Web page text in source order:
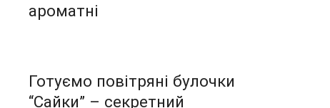
ароматні
Готуємо повітряні булочки
“Сайки” – секретний